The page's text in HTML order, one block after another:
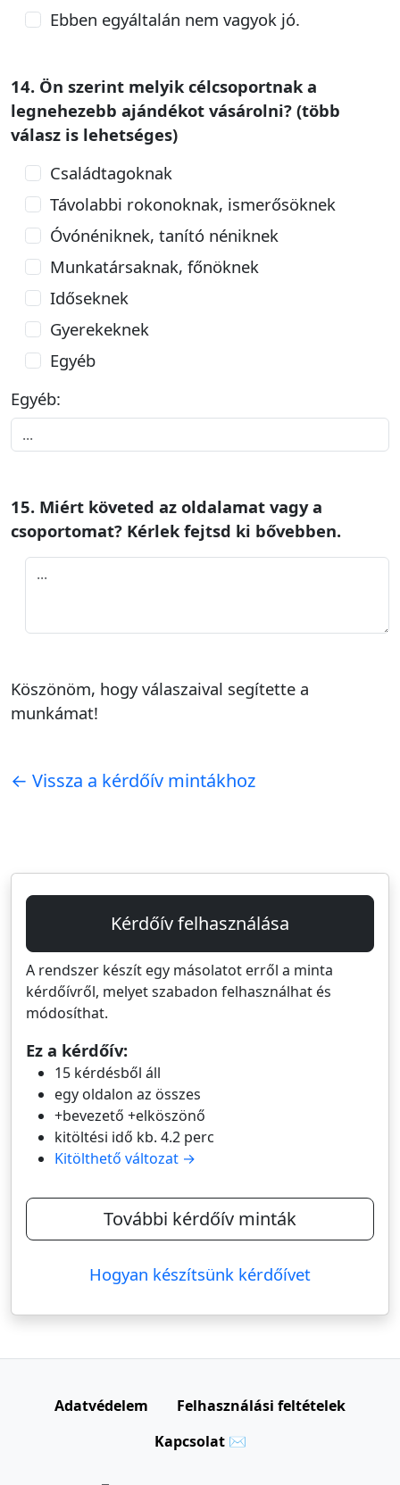
Ebben egyáltalán nem vagyok jó.
14. Ön szerint melyik célcsoportnak a
legnehezebb ajándékot vásárolni? (több
válasz is lehetséges)
Családtagoknak
Távolabbi rokonoknak, ismerősöknek
Óvónéniknek, tanító néniknek
Munkatársaknak, főnöknek
Időseknek
Gyerekeknek
Egyéb
Egyéb:
15. Miért követed az oldalamat vagy a
csoportomat? Kérlek fejtsd ki bővebben.
Köszönöm, hogy válaszaival segítette a
munkámat!
← Vissza a kérdőív mintákhoz
Kérdőív felhasználása
A rendszer készít egy másolatot erről a minta
kérdőívről, melyet szabadon felhasználhat és
módosíthat.
Ez a kérdőív:
15 kérdésből áll
egy oldalon az összes
+bevezető +elköszönő
kitöltési idő kb. 4.2 perc
Kitölthető változat →
További kérdőív minták
Hogyan készítsünk kérdőívet
Adatvédelem
Felhasználási feltételek
Kapcsolat ✉